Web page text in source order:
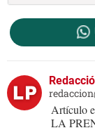
Artículo
LA